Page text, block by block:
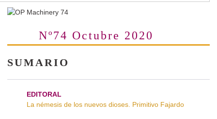
Nº74 Octubre 2020
SUMARIO
EDITORAL
La némesis de los nuevos dioses. Primitivo Fajardo